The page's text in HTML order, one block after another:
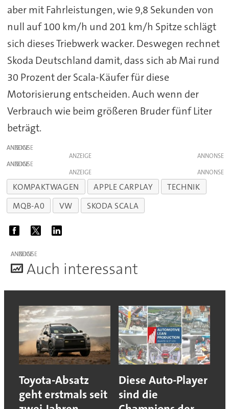
aber mit Fahrleistungen, wie 9,8 Sekunden von
null auf 100 km/h und 201 km/h Spitze schlägt
sich dieses Triebwerk wacker. Deswegen rechnet
Skoda Deutschland damit, dass sich ab Mai rund
30 Prozent der Scala-Käufer für diese
Motorisierung entscheiden. Auch wenn der
Verbrauch wie beim größeren Bruder fünf Liter
beträgt.
ANZEIGE
ANZEIGE
ANZEIGE
ANZEIGE
KOMPAKTWAGEN APPLE CARPLAY
TECHNIK
MQB-A0
VW SKODA SCALA
ANZEIGE
Auch interessant
Toyota-Absatz
geht erstmals seit
Diese Auto-Player
sind die